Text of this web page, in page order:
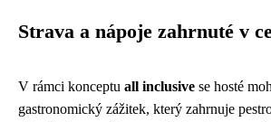
Strava a nápoje zahrnuté v
V rámci konceptu all inclusive se hosté
gastronomický zážitek, který zahrnuje